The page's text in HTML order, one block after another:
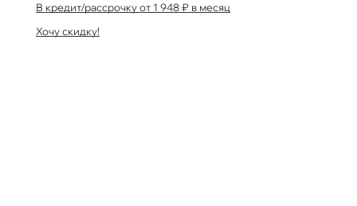
В кредит/рассрочку от 1 948 ₽ в месяц
Хочу скидку!